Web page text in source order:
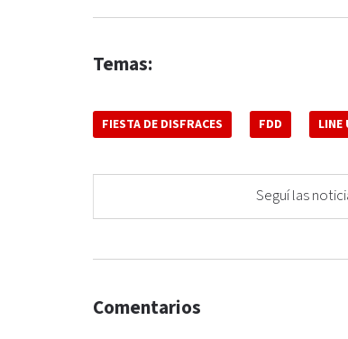
Temas:
FIESTA DE DISFRACES FDD LINE
Seguí las
Comentarios